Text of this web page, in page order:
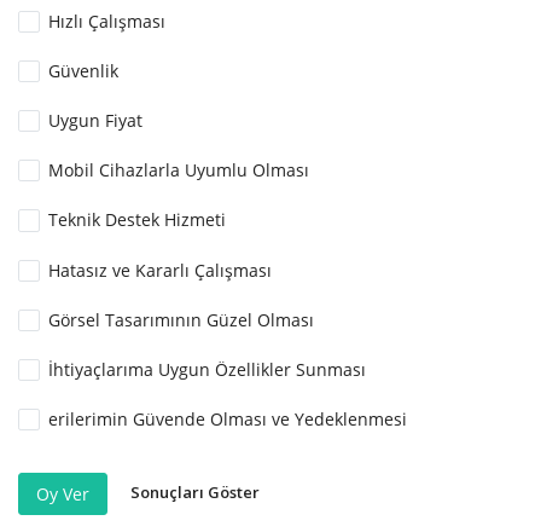
Hızlı Çalışması
Güvenlik
Uygun Fiyat
Mobil Cihazlarla Uyumlu Olması
Teknik Destek Hizmeti
Hatasız ve Kararlı Çalışması
Görsel Tasarımının Güzel Olması
İhtiyaçlarıma Uygun Özellikler Sunması
erilerimin Güvende Olması ve Yedeklenmesi
Oy Ver Sonuçları Göster